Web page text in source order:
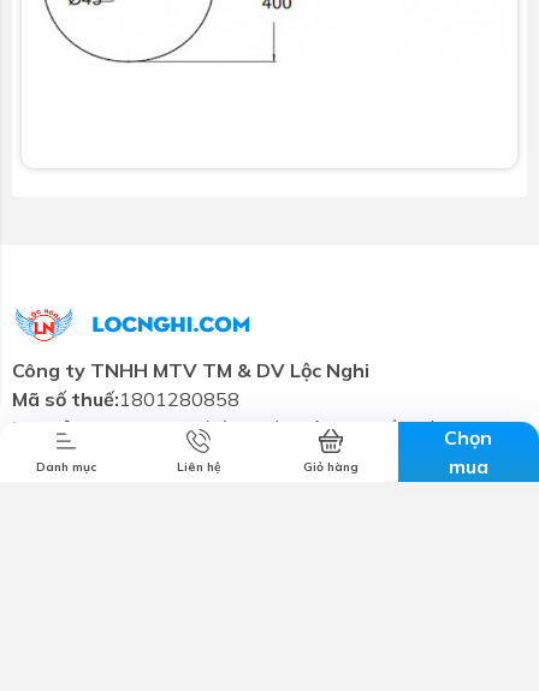
tiết
kiệm
Thương hiệu Liên hệ
Danh mục Liên hệ Giỏ hàng
Chọn
mua
Công ty TNHH MTV TM & DV Lộc Nghi
Mã số thuế:1801280858
Trụ sở chính:
57-59 đường 3/2, Tân An, Cần Thơ
Email:cskh@locnghi.com